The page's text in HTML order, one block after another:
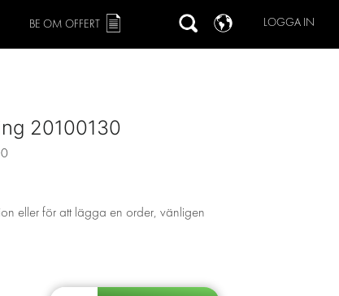
LOGGA IN
BE OM OFFERT
20100130
eller för att lägga en order, vänligen